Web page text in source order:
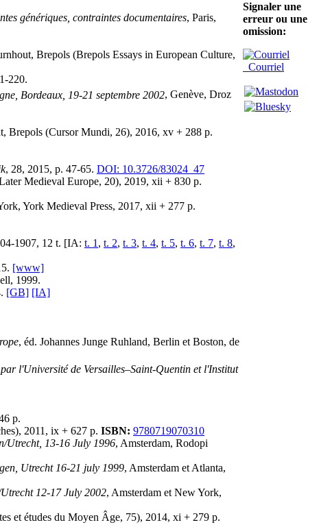
génériques, contraintes documentaires, Paris,
Brepols (Brepols Essays in European Culture,
220.
Bordeaux, 19-21 septembre 2002, Genève, Droz
Brepols (Cursor Mundi, 26), 2016, xv + 288 p.
, 28, 2015, p. 47-65. DOI: 10.3726/83024_47
Medieval Europe, 20), 2019, xii + 830 p.
York Medieval Press, 2017, xii + 277 p.
1907, 12 t. [IA: t. 1 , t. 2, t. 3, t. 4, t. 5, t. 6, t. 7, t. 8,
[www]
1999.
[GB] [IA]
, éd. Johannes Junge Ruhland, Berlin et Boston, de
l'Université de Versailles–Saint-Quentin et l'Institut
p.
2011, ix + 627 p. ISBN: 9780719070310
Utrecht, 13-16 July 1996, Amsterdam, Rodopi
Utrecht 16-21 july 1999, Amsterdam et Atlanta,
12-17 July 2002, Amsterdam et New York,
et études du Moyen Âge, 75), 2014, xi + 279 p.
Signaler une
erreur ou une
omission:
Courriel